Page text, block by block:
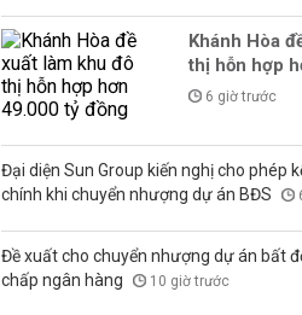
Khánh Hòa
thị hỗn hợp
6 giờ trước
Đại diện Sun Group kiến nghị cho phép
chính khi chuyển nhượng dự án BĐS
Đề xuất cho chuyển nhượng dự án bất
chấp ngân hàng
10 giờ trước